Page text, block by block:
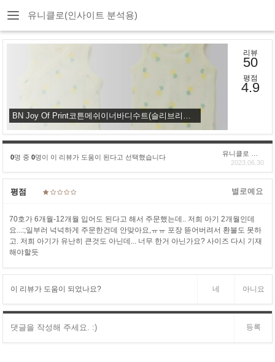
유니클로(인사이트 분석용)
BN Joy Of Print코튼메쉬이너바디수트(슬리브리스·1P)파인애플
리뷰
50
평점
4.9
0명 중 0명이 이 리뷰가 도움이 된다고 선택했습니다
2023.06.30
평점 별로예요
70호가 6개월-12개월 입어도 된다고 해서 주문했는데.. 저희 아기 2개월인데
요...:;일부러 넉넉하게 주문한건데 안맞아요,ㅠㅠ 포장 뜯어버려서 환불도 못하
고. 저희 아기가 유난히 큰것도 아닌데... 너무 한거 아닌가요? 사이즈 다시 기재
해야할듯
이 리뷰가 도움이 되었나요? 네 아니요
등록